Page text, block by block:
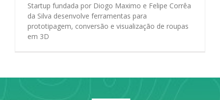
Startup fundada por Diogo Maximo e Felipe Corrêa
da Silva desenvolve ferramentas para
prototipagem, conversão e visualização de roupas
em 3D